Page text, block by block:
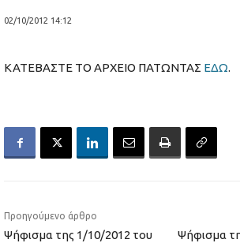
02/10/2012 14:12
ΚΑΤΕΒΑΣΤΕ ΤΟ ΑΡΧΕΙΟ ΠΑΤΩΝΤΑΣ ΕΔΩ.
Προηγούμενο άρθρο
Ψήφισμα της 1/10/2012 του
Ψήφισμα